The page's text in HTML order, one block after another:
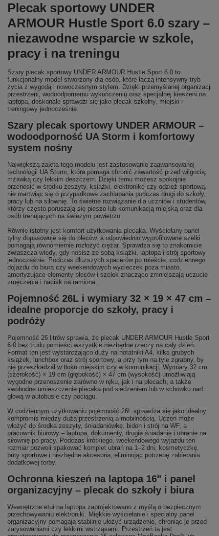
Plecak sportowy UNDER
ARMOUR Hustle Sport 6.0 szary –
niezawodne wsparcie w szkole,
pracy i na treningu
Szary plecak sportowy UNDER ARMOUR Hustle Sport 6.0 to
funkcjonalny model stworzony dla osób, które łączą intensywny tryb
życia z wygodą i nowoczesnym stylem. Dzięki przemyślanej organizacji
przestrzeni, wodoodpornemu wykończeniu oraz specjalnej kieszeni na
laptopa, doskonale sprawdzi się jako plecak szkolny, miejski i
treningowy jednocześnie.
Szary plecak sportowy UNDER ARMOUR –
wodoodporność UA Storm i komfortowy
system nośny
Największą zaletą tego modelu jest zastosowanie zaawansowanej
technologii UA Storm, która pomaga chronić zawartość przed wilgocią,
mżawką czy lekkim deszczem. Dzięki temu możesz spokojnie
przenosić w środku zeszyty, książki, elektronikę czy odzież sportową,
nie martwiąc się o przypadkowe zachlapania podczas drogi do szkoły,
pracy lub na siłownię. To świetne rozwiązanie dla uczniów i studentów,
którzy często poruszają się pieszo lub komunikacją miejską oraz dla
osób trenujących na świeżym powietrzu.
Równie istotny jest komfort użytkowania plecaka. Wyściełany panel
tylny dopasowuje się do pleców, a odpowiednio wyprofilowane szelki
pomagają równomiernie rozłożyć ciężar. Sprawdza się to znakomicie
zwłaszcza wtedy, gdy nosisz ze sobą książki, laptopa i strój sportowy
jednocześnie. Podczas dłuższych spacerów po mieście, codziennego
dojazdu do biura czy weekendowych wycieczek poza miasto,
amortyzujące elementy pleców i szelek znacząco zmniejszają uczucie
zmęczenia i nacisk na ramiona.
Pojemność 26L i wymiary 32 × 19 × 47 cm –
idealne proporcje do szkoły, pracy i
podróży
Pojemność 26 litrów sprawia, że plecak UNDER ARMOUR Hustle Sport
6.0 bez trudu pomieści wszystkie niezbędne rzeczy na cały dzień.
Format ten jest wystarczająco duży na notatniki A4, kilka grubych
książek, lunchbox oraz strój sportowy, a przy tym na tyle zgrabny, by
nie przeszkadzał w tłoku miejskim czy w komunikacji. Wymiary 32 cm
(szerokość) × 19 cm (głębokość) × 47 cm (wysokość) umożliwiają
wygodne przenoszenie zarówno w ręku, jak i na plecach, a także
swobodne umieszczenie plecaka pod siedzeniem lub w schowku nad
głową w autobusie czy pociągu.
W codziennym użytkowaniu pojemność 26L sprawdza się jako idealny
kompromis między dużą przestrzenią a mobilnością. Uczeń może
włożyć do środka zeszyty, śniadaniówkę, bidon i strój na WF, a
pracownik biurowy – laptopa, dokumenty, drugie śniadanie i ubranie na
siłownię po pracy. Podczas krótkiego, weekendowego wyjazdu ten
rozmiar pozwoli spakować komplet ubrań na 1–2 dni, kosmetyczkę,
buty sportowe i niezbędne akcesoria, eliminując potrzebę zabierania
dodatkowej torby.
Ochronna kieszeń na laptopa 16" i panel
organizacyjny – plecak do szkoły i biura
Wewnętrzne etui na laptopa zaprojektowano z myślą o bezpiecznym
przechowywaniu elektroniki. Miękkie wyściełanie i specjalny panel
organizacyjny pomagają stabilnie ułożyć urządzenie, chroniąc je przed
zarysowaniami czy lekkimi wstrząsami. Przestrzeń ta jest